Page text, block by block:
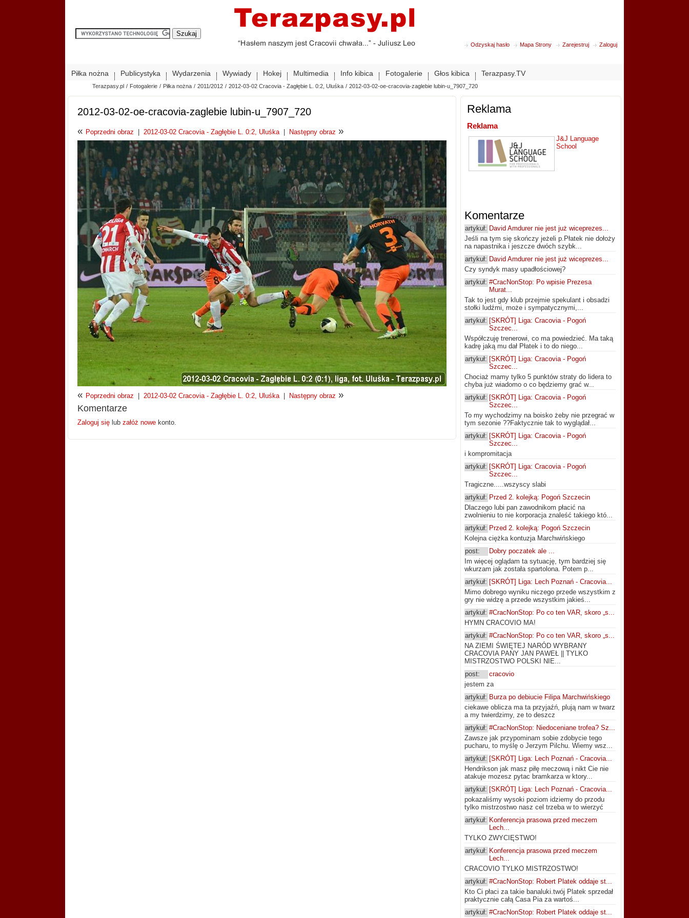
Odzyskaj hasło Mapa Strony Zarejestruj Zaloguj
Piłka nożna Publicystyka Wydarzenia Wywiady Hokej Multimedia Info kibica Fotogalerie Głos kibica Terazpasy.TV
Terazpasy.pl / Fotogalerie / Piłka nożna / 2011/2012 / 2012-03-02 Cracovia - Zagłębie L. 0:2, Uluśka / 2012-03-02-oe-cracovia-zaglebie lubin-u_7907_720
2012-03-02-oe-cracovia-zaglebie lubin-u_7907_720
« Poprzedni obraz 2012-03-02 Cracovia - Zagłębie L. 0:2, Uluśka Następny obraz »
« Poprzedni obraz 2012-03-02 Cracovia - Zagłębie L. 0:2, Uluśka Następny obraz »
Komentarze
Zaloguj się lub załóż nowe konto.
Reklama
Reklama
J&J Language
School
Komentarze
artykuł: David Amdurer nie jest już wiceprezes...
Jeśli na tym się skończy jeżeli p.Płatek nie dołoży
na napastnika i jeszcze dwóch szybk...
artykuł: David Amdurer nie jest już wiceprezes...
Czy syndyk masy upadłościowej?
artykuł: #CracNonStop: Po wpisie Prezesa
Murat...
Tak to jest gdy klub przejmie spekulant i obsadzi
stołki ludźmi, może i sympatycznymi,...
artykuł: [SKRÓT] Liga: Cracovia - Pogoń
Szczec...
Współczuję trenerowi, co ma powiedzieć. Ma taką
kadrę jaką mu dał Płatek i to do niego...
artykuł: [SKRÓT] Liga: Cracovia - Pogoń
Szczec...
Chociaż mamy tylko 5 punktów straty do lidera to
chyba już wiadomo o co będziemy grać w...
artykuł: [SKRÓT] Liga: Cracovia - Pogoń
Szczec...
To my wychodzimy na boisko żeby nie przegrać w
tym sezonie ??Faktycznie tak to wyglądał...
artykuł: [SKRÓT] Liga: Cracovia - Pogoń
Szczec...
i kompromitacja
artykuł: [SKRÓT] Liga: Cracovia - Pogoń
Szczec...
Tragiczne.....wszyscy slabi
artykuł: Przed 2. kolejką: Pogoń Szczecin
Dlaczego lubi pan zawodnikom płacić na
zwolnieniu to nie korporacja znaleść takiego któ...
artykuł: Przed 2. kolejką: Pogoń Szczecin
Kolejna ciężka kontuzja Marchwińskiego
post:
Dobry poczatek ale ...
Im więcej oglądam ta sytuację, tym bardziej się
wkurzam jak została spartolona. Potem p...
artykuł: [SKRÓT] Liga: Lech Poznań - Cracovia...
Mimo dobrego wyniku niczego przede wszystkim z
gry nie widzę a przede wszystkim jakieś...
artykuł: #CracNonStop: Po co ten VAR, skoro „s...
HYMN CRACOVIO MA!
artykuł: #CracNonStop: Po co ten VAR, skoro „s...
NA ZIEMI ŚWIĘTEJ NARÓD WYBRANY
CRACOVIA PANY JAN PAWEŁ || TYLKO
MISTRZOSTWO POLSKI NIE...
post:
cracovio
jestem za
artykuł: Burza po debiucie Filipa Marchwińskiego
ciekawe oblicza ma ta przyjaźń, plują nam w twarz
a my twierdzimy, ze to deszcz
artykuł: #CracNonStop: Niedoceniane trofea? Sz...
Zawsze jak przypominam sobie zdobycie tego
pucharu, to myślę o Jerzym Pilchu. Wiemy wsz...
artykuł: [SKRÓT] Liga: Lech Poznań - Cracovia...
Hendrikson jak masz piłę meczową i nikt Cie nie
atakuje mozesz pytac bramkarza w ktory...
artykuł: [SKRÓT] Liga: Lech Poznań - Cracovia...
pokazaliśmy wysoki poziom idziemy do przodu
tylko mistrzostwo nasz cel trzeba w to wierzyć
artykuł: Konferencja prasowa przed meczem
Lech...
TYLKO ZWYCIĘSTWO!
artykuł: Konferencja prasowa przed meczem
Lech...
CRACOVIO TYLKO MISTRZOSTWO!
artykuł: #CracNonStop: Robert Platek oddaje st...
Kto Ci płaci za takie banaluki.twój Platek sprzedał
praktycznie całą Casa Pia za wartoś...
artykuł: #CracNonStop: Robert Platek oddaje st...